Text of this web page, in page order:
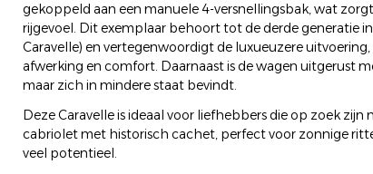
gekoppeld aan een manuele 4-versnellingsbak, wat
rijgevoel. Dit exemplaar behoort tot de derde generatie in
Caravelle) en vertegenwoordigt de luxueuzere
afwerking en comfort. Daarnaast is de wagen uitgerust
maar zich in mindere staat bevindt.
Deze Caravelle is ideaal voor liefhebbers die op zoek zijn
cabriolet met historisch cachet, perfect voor zonnige
veel potentieel.